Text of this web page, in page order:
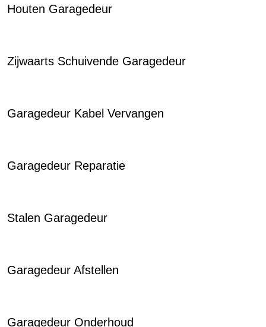
Houten Garagedeur
Zijwaarts Schuivende Garagedeur
Garagedeur Kabel Vervangen
Garagedeur Reparatie
Stalen Garagedeur
Garagedeur Afstellen
Garagedeur Onderhoud